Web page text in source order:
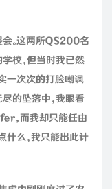
。这两所QS200名
校，但当时我已然
一次次的打脸嘲讽
的坠落中，我眼看
，而我却只能任由
什么，我只能出此计